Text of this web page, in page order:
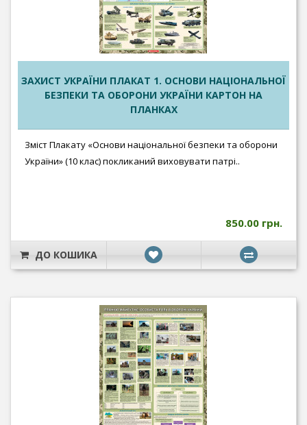
ЗАХИСТ УКРАЇНИ ПЛАКАТ 1. ОСНОВИ НАЦІОНАЛЬНОЇ
БЕЗПЕКИ ТА ОБОРОНИ УКРАЇНИ КАРТОН НА
ПЛАНКАХ
Зміст Плакату «Основи національної безпеки та оборони
України» (10 клас) покликаний виховувати патрі..
850.00 грн.
ДО КОШИКА